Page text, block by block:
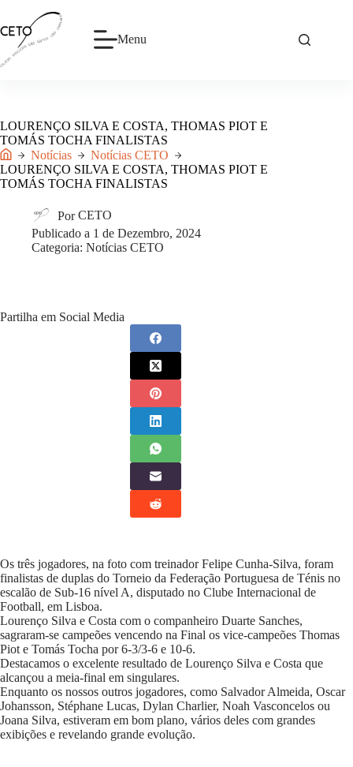
o
conteúdo
Menu
LOURENÇO SILVA E COSTA, THOMAS PIOT E
TOMÁS TOCHA FINALISTAS
Início
Notícias
Notícias CETO
LOURENÇO SILVA E COSTA, THOMAS PIOT E
TOMÁS TOCHA FINALISTAS
Por CETO
Publicado a 1 de Dezembro, 2024
Categoria: Notícias CETO
Partilha em Social Media
Os três jogadores, na foto com treinador Felipe Cunha-Silva, foram
finalistas de duplas do Torneio da Federação Portuguesa de Ténis no
escalão de Sub-16 nível A, disputado no Clube Internacional de
Football, em Lisboa.
Lourenço Silva e Costa com o companheiro Duarte Sanches,
sagraram-se campeões vencendo na Final os vice-campeões Thomas
Piot e Tomás Tocha por 6-3/3-6 e 10-6.
Destacamos o excelente resultado de Lourenço Silva e Costa que
alcançou a meia-final em singulares.
Enquanto os nossos outros jogadores, como Salvador Almeida, Oscar
Johansson, Stéphane Lucas, Dylan Charlier, Noah Vasconcelos ou
Joana Silva, estiveram em bom plano, vários deles com grandes
exibições e revelando grande evolução.